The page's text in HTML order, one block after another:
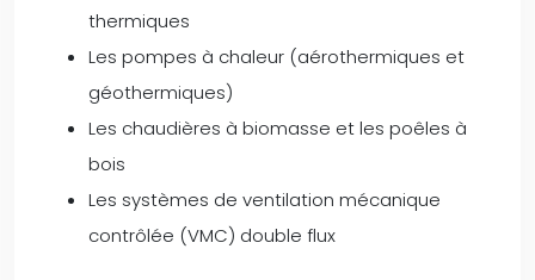
thermiques
Les pompes à chaleur (aérothermiques et
géothermiques)
Les chaudières à biomasse et les poêles à
bois
Les systèmes de ventilation mécanique
contrôlée (VMC) double flux